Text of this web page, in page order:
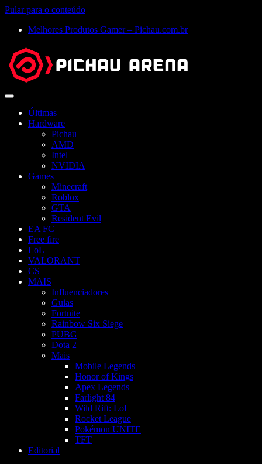
Pular para o conteúdo
Melhores Produtos Gamer – Pichau.com.br
Abrir
Últimas
Hardware
Pichau
AMD
Intel
NVIDIA
Games
Minecraft
Roblox
GTA
Resident Evil
EA FC
Free fire
LoL
VALORANT
CS
MAIS
Influenciadores
Guias
Fortnite
Rainbow Six Siege
PUBG
Dota 2
Mais
Mobile Legends
Honor of Kings
Apex Legends
Farlight 84
Wild Rift: LoL
Rocket League
Pokémon UNITE
TFT
Editorial